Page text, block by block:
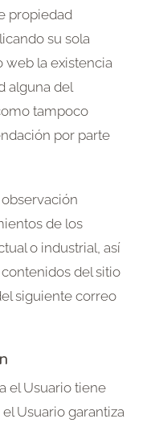
propiedad
su sola
web la existencia
alguna del
tampoco
por parte
de los
o industrial, así
del sitio
siguiente correo
el Usuario tiene
Usuario garantiza